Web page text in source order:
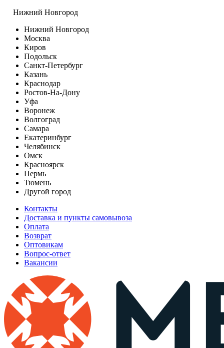
Нижний Новгород
Нижний Новгород
Москва
Киров
Подольск
Санкт-Петербург
Казань
Краснодар
Ростов-На-Дону
Уфа
Воронеж
Волгоград
Самара
Екатеринбург
Челябинск
Омск
Красноярск
Пермь
Тюмень
Другой город
Контакты
Доставка и пункты самовывоза
Оплата
Возврат
Оптовикам
Вопрос-ответ
Вакансии